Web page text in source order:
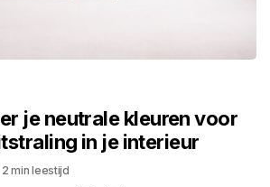
je neutrale kleuren voor
in je interieur
2 min leestijd